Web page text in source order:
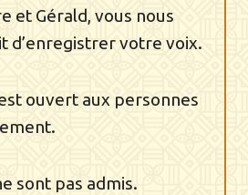
et Gérald, vous nous
d’enregistrer votre voix.
ouvert aux personnes
sont pas admis.